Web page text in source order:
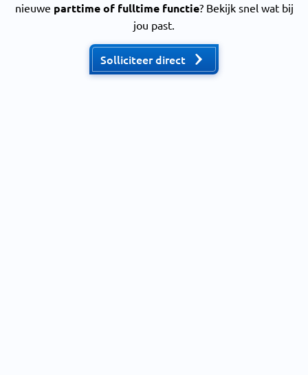
nieuwe parttime of fulltime functie? Bekijk snel wat bij
jou past.
Solliciteer direct